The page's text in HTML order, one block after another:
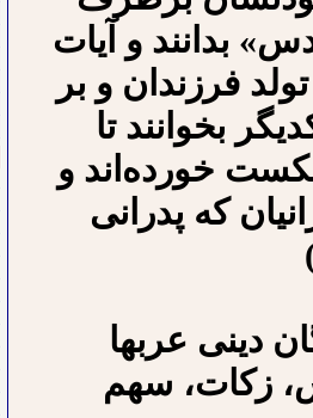
بدانند و آیات
فرزندان و بر
بخوانند تا
خورده‌اند و
که پدرانی
دینی عربها
زکات، سهم